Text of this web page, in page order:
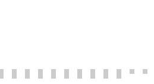
剝皮寮老街聽聽戲》'> 24' / 04 /
UT Street Epic 實境APP導覽-時
美油畫創作展'> 24' / 02 / 10
你個街》展覽'>24' / 01 / 10《
的萬華散策——社會集會》城市
西生活節｜看電影的我們 》'>
所【以動保挺野保】巡迴展'>
剝看電影 青春Way 台灣短片放映
【2023城西夏樂慶】來!剝皮寮
城光'> 23' / 01 / 10 城光
2022【城西生活節】萬華
夏日工藝FUN心玩'>22'
剝剝學堂×果陀劇場
《剝剝起家厝》
剝剝看電影 台
《艋舺時光
剝皮寮
2021
《
月號 週三不羈夜 | 台灣短打經典
活節》艋舺狂歡慶典 巡遊城西常
厝》踅街剝皮寮 厝邊頭尾聊-地方
家厝X萬華老城咖啡香》系列活
寮歷史街區《剝剝起家厝》竹藝生
【城西生活節】來去捉迷藏！'>
『城西』生活節 『一起好』過冬
剝剝看電影「行影‧不離──李
來趣迺菜市仔 東三水街市
萬華饗樂季 夏日童樂會
idea TAIPEI創意工
2018臺灣夢想城
童心看世界'>
冬至剝皮寮
中秋玩藝